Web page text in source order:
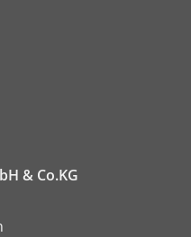
& Co.KG